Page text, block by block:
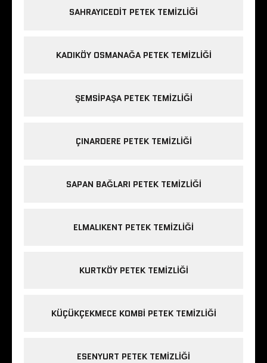
SAHRAYICEDIT PETEK TEMIZLIĞI
KADIKÖY OSMANAĞA PETEK TEMIZLIĞI
ŞEMSIPAŞA PETEK TEMIZLIĞI
ÇINARDERE PETEK TEMIZLIĞI
SAPAN BAĞLARI PETEK TEMIZLIĞI
ELMALIKENT PETEK TEMIZLIĞI
KURTKÖY PETEK TEMIZLIĞI
KÜÇÜKÇEKMECE KOMBI PETEK TEMIZLIĞI
ESENYURT PETEK TEMIZLIĞI